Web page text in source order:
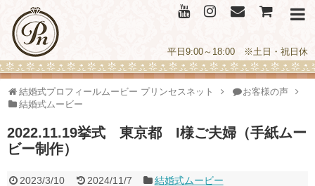
平日9:00～18:00 ※土日・祝日休
結婚式プロフィールムービー プリンセスネット
お客様の声
結婚式ムービー
2022.11.19挙式 東京都 I様ご夫婦（手紙ムー
ビー制作）
2023/3/10 2024/11/7 結婚式ムービー